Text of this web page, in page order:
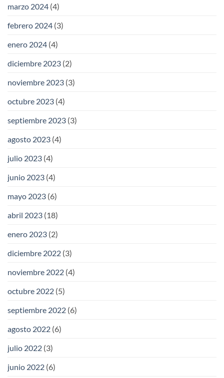
marzo 2024 (4)
febrero 2024 (3)
enero 2024 (4)
diciembre 2023 (2)
noviembre 2023 (3)
octubre 2023 (4)
septiembre 2023 (3)
agosto 2023 (4)
julio 2023 (4)
junio 2023 (4)
mayo 2023 (6)
abril 2023 (18)
enero 2023 (2)
diciembre 2022 (3)
noviembre 2022 (4)
octubre 2022 (5)
septiembre 2022 (6)
agosto 2022 (6)
julio 2022 (3)
junio 2022 (6)